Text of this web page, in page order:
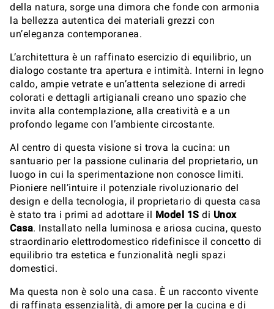
della natura, sorge una dimora che fonde con armonia
la bellezza autentica dei materiali grezzi con
un’eleganza contemporanea.
L’architettura è un raffinato esercizio di equilibrio, un
dialogo costante tra apertura e intimità. Interni in legno
caldo, ampie vetrate e un’attenta selezione di arredi
colorati e dettagli artigianali creano uno spazio che
invita alla contemplazione, alla creatività e a un
profondo legame con l’ambiente circostante.
Al centro di questa visione si trova la cucina: un
santuario per la passione culinaria del proprietario, un
luogo in cui la sperimentazione non conosce limiti.
Pioniere nell’intuire il potenziale rivoluzionario del
design e della tecnologia, il proprietario di questa casa
è stato tra i primi ad adottare il Model 1S di Unox
Casa. Installato nella luminosa e ariosa cucina, questo
straordinario elettrodomestico ridefinisce il concetto di
equilibrio tra estetica e funzionalità negli spazi
domestici.
Ma questa non è solo una casa. È un racconto vivente
di raffinata essenzialità, di amore per la cucina e di